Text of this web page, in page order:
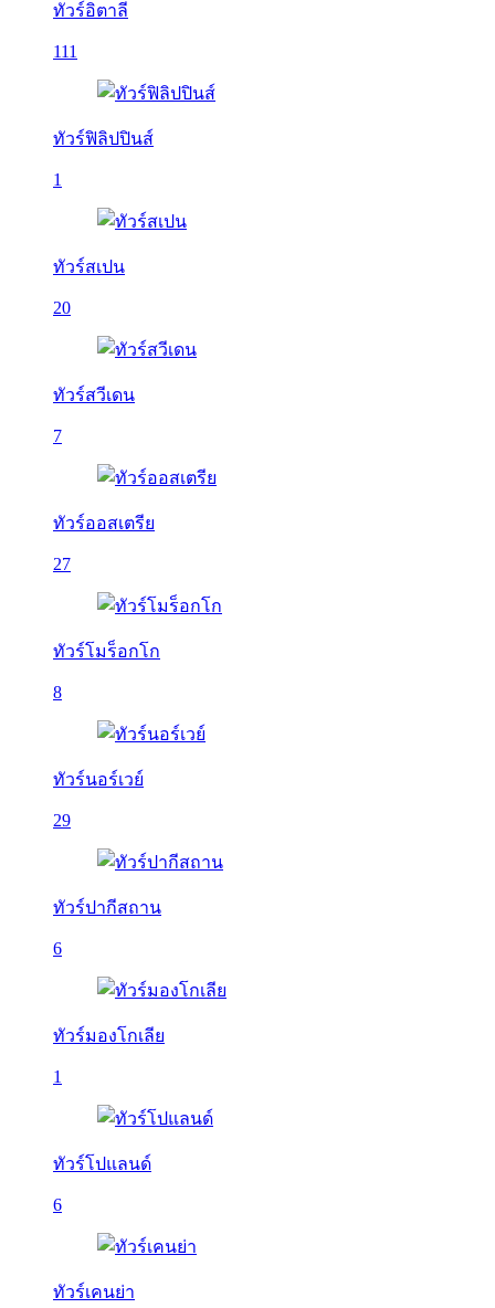
ทัวร์อิตาลี
111
ทัวร์ฟิลิปปินส์
1
ทัวร์สเปน
20
ทัวร์สวีเดน
7
ทัวร์ออสเตรีย
27
ทัวร์โมร็อกโก
8
ทัวร์นอร์เวย์
29
ทัวร์ปากีสถาน
6
ทัวร์มองโกเลีย
1
ทัวร์โปแลนด์
6
ทัวร์เคนย่า